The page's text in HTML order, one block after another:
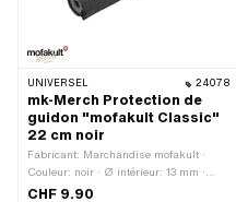
UNIVERSEL 24078
mk-Merch Protection de
guidon "mofakult Classic"
22 cm noir
Fabricant: Marchandise mofakult ·
Couleur: noir · Ø intérieur: 13 mm ·
Largeur: 220 mm · Ø extérieur: 40
CHF 9.90